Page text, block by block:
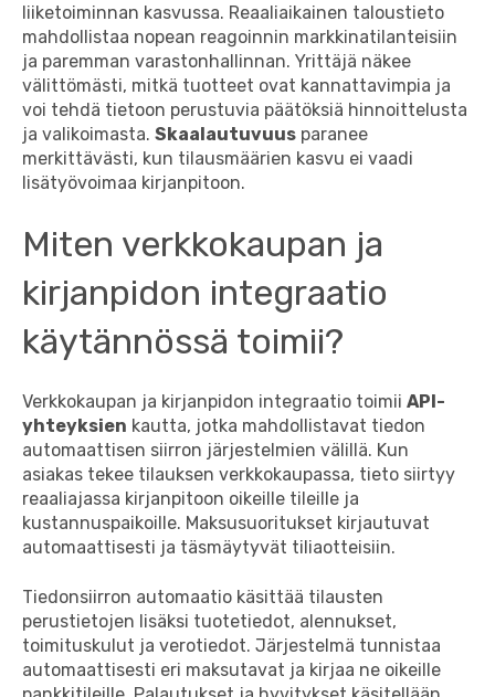
liiketoiminnan kasvussa. Reaaliaikainen taloustieto
mahdollistaa nopean reagoinnin markkinatilanteisiin
ja paremman varastonhallinnan. Yrittäjä näkee
välittömästi, mitkä tuotteet ovat kannattavimpia ja
voi tehdä tietoon perustuvia päätöksiä hinnoittelusta
ja valikoimasta. Skaalautuvuus paranee
merkittävästi, kun tilausmäärien kasvu ei vaadi
lisätyövoimaa kirjanpitoon.
Miten verkkokaupan ja
kirjanpidon integraatio
käytännössä toimii?
Verkkokaupan ja kirjanpidon integraatio toimii API-
yhteyksien kautta, jotka mahdollistavat tiedon
automaattisen siirron järjestelmien välillä. Kun
asiakas tekee tilauksen verkkokaupassa, tieto siirtyy
reaaliajassa kirjanpitoon oikeille tileille ja
kustannuspaikoille. Maksusuoritukset kirjautuvat
automaattisesti ja täsmäytyvät tiliaotteisiin.
Tiedonsiirron automaatio käsittää tilausten
perustietojen lisäksi tuotetiedot, alennukset,
toimituskulut ja verotiedot. Järjestelmä tunnistaa
automaattisesti eri maksutavat ja kirjaa ne oikeille